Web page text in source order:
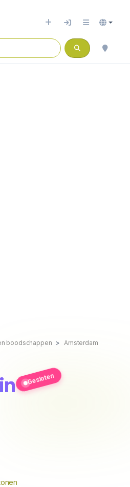
boodschappen
Amsterdam
Gesloten